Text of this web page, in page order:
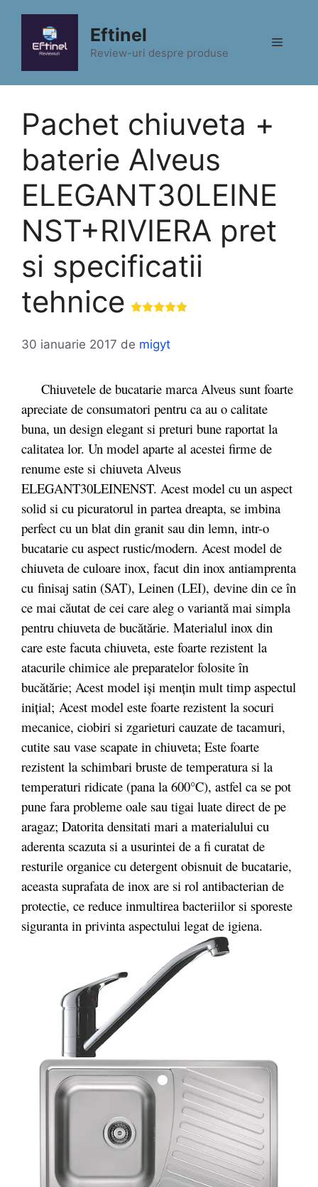
conținut
Eftinel
Review-uri despre produse
Meniu
Pachet chiuveta +
baterie Alveus
ELEGANT30LEINE
NST+RIVIERA pret
si specificatii
tehnice
30 ianuarie 2017 de migyt
Chiuvetele de bucatarie marca Alveus sunt foarte
apreciate de consumatori pentru ca au o calitate
buna, un design elegant si preturi bune raportat la
calitatea lor. Un model aparte al acestei firme de
renume este si chiuveta Alveus
ELEGANT30LEINENST. Acest model cu un aspect
solid si cu picuratorul in partea dreapta, se imbina
perfect cu un blat din granit sau din lemn, intr-o
bucatarie cu aspect rustic/modern. Acest model de
chiuveta de culoare inox, facut din inox antiamprenta
cu finisaj satin (SAT), Leinen (LEI), devine din ce în
ce mai căutat de cei care aleg o variantă mai simpla
pentru chiuveta de bucătărie. Materialul inox din
care este facuta chiuveta, este foarte rezistent la
atacurile chimice ale preparatelor folosite în
bucătărie; Acest model iși mențin mult timp aspectul
inițial; Acest model este foarte rezistent la socuri
mecanice, ciobiri si zgarieturi cauzate de tacamuri,
cutite sau vase scapate in chiuveta; Este foarte
rezistent la schimbari bruste de temperatura si la
temperaturi ridicate (pana la 600°C), astfel ca se pot
pune fara probleme oale sau tigai luate direct de pe
aragaz; Datorita densitati mari a materialului cu
aderenta scazuta si a usurintei de a fi curatat de
resturile organice cu detergent obisnuit de bucatarie,
aceasta suprafata de inox are si rol antibacterian de
protectie, ce reduce inmultirea bacteriilor si sporeste
siguranta in privinta aspectului legat de igiena.